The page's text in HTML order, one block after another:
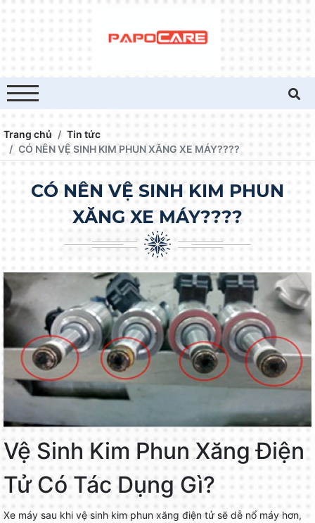
Trang chủ
Tin tức
CÓ NÊN VỆ SINH KIM PHUN XĂNG XE MÁY????
CÓ NÊN VỆ SINH KIM PHUN
XĂNG XE MÁY????
Vệ Sinh Kim Phun Xăng Điện
Tử Có Tác Dụng Gì?
Xe máy sau khi vệ sinh kim phun xăng điện tử sẽ dễ nổ máy hơn,